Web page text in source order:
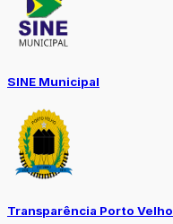
SINE Municipal
Transparência Porto Velho